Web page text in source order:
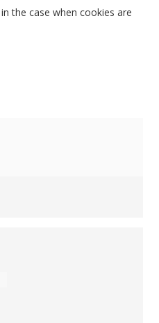
the case when cookies are